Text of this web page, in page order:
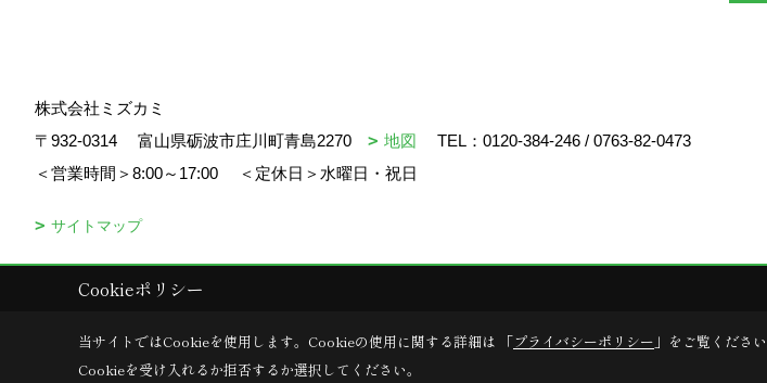
株式会社ミズカミ
〒932-0314
富山県砺波市庄川町青島2270 地図 TEL： 0120-384-246 / 0763-82-0473
＜営業時間＞8:00～17:00
＜定休日＞水曜日・祝日
サイトマップ
Copyright (c) mizukami. All Rights Reserved.
Cookieポリシー
当サイトではCookieを使用します。 Cookieの使用に関する詳細は 「プライバシーポリシー 」をご覧ください
Cookieを受け入れるか拒否するか選択してください。